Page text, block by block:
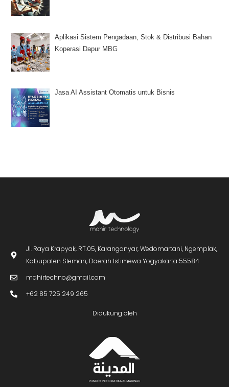
Aplikasi Sistem Pengadaan, Stok & Distribusi Bahan
Koperasi Dapur MBG
Jasa AI Assistant Otomatis untuk Bisnis
Jl. Raya Krapyak, RT.05, Karanganyar, Wedomartani, Ngemplak,
Kabupaten Sleman, Daerah Istimewa Yogyakarta 55584
mahirtechno@gmail.com
+62 85 725 249 265
Didukung oleh